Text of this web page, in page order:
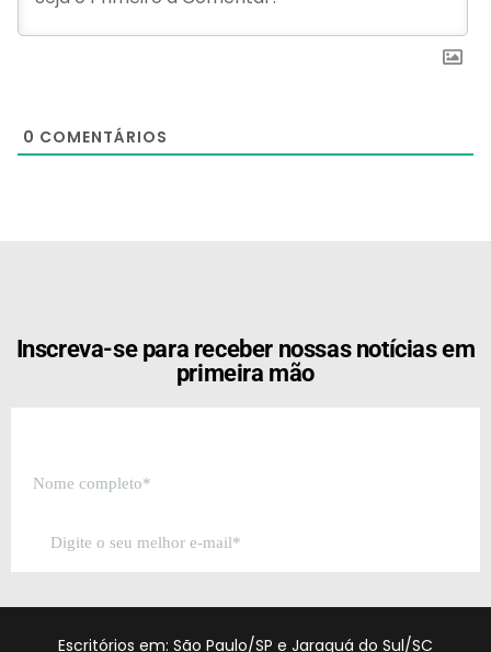
0 COMENTÁRIOS
Inscreva-se para receber nossas notícias em
primeira mão
Escritórios em: São Paulo/SP e Jaraguá do Sul/SC